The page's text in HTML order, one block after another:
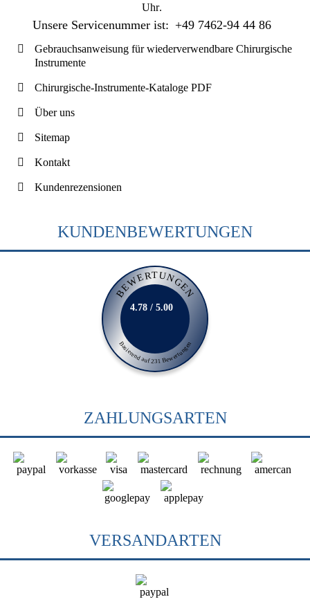
Uhr.
Unsere Servicenummer ist: +49 7462-94 44 86
Gebrauchsanweisung für wiederverwendbare Chirurgische
Instrumente
Chirurgische-Instrumente-Kataloge PDF
Über uns
Sitemap
Kontakt
Kundenrezensionen
KUNDENBEWERTUNGEN
BEWERTUNGEN
Basierend auf 231 Bewertungen
4.78 / 5.00
ZAHLUNGSARTEN
VERSANDARTEN